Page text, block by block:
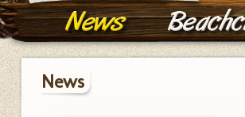
News